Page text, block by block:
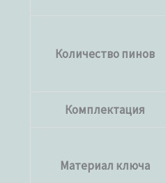
Количество пинов
Комплектация
Материал ключа